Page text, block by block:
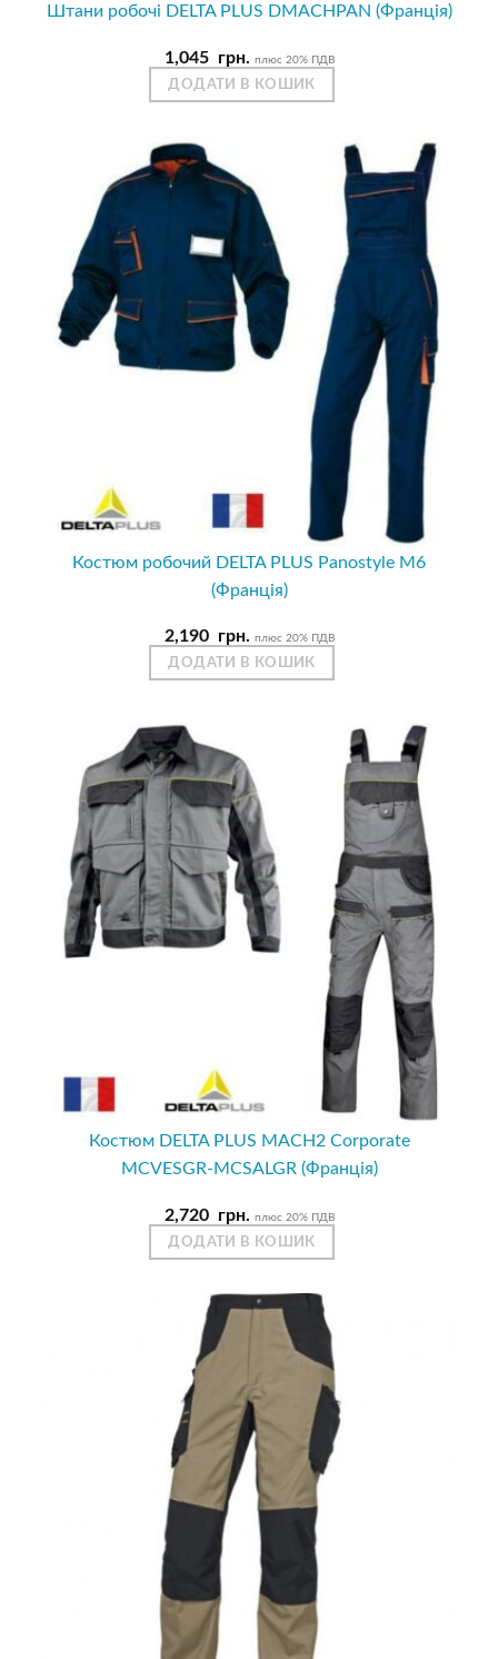
Штани робочі DELTA PLUS DMACHPAN (Франція)
1,045 грн. плюс 20% ПДВ
ДОДАТИ В КОШИК
Костюм робочий DELTA PLUS Panostyle M6
(Франція)
2,190 грн. плюс 20% ПДВ
ДОДАТИ В КОШИК
Костюм DELTA PLUS MACH2 Corporate
MCVESGR-MCSALGR (Франція)
2,720 грн. плюс 20% ПДВ
ДОДАТИ В КОШИК